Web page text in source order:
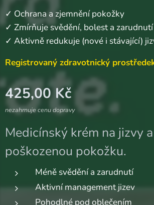
✓ Ochrana a zjemnění pokožky
✓ Zmírňuje svědění, bolest a zarudnutí
✓ Aktivně redukuje (nové i stávající)
Registrovaný zdravotnický
425,00 Kč
nezahrnuje cenu dopravy
Medicínský krém na jizvy a
poškozenou pokožku.
Méně svědění a zarudnutí
Aktivní management jizev
Pohodlné pod oblečením